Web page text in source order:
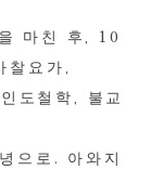
마친 후, 10
요가,
도철학, 불교
으로. 아와지